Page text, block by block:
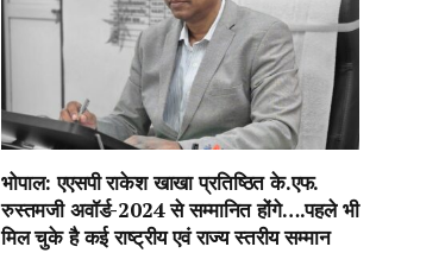
भोपाल: एएसपी राकेश‌ खाखा प्रतिष्ठित के.एफ.
रुस्तमजी अवॉर्ड-2024 से सम्मानित होंगे….पहले भी
मिल चुके है कई राष्ट्रीय एवं राज्य स्तरीय सम्मान